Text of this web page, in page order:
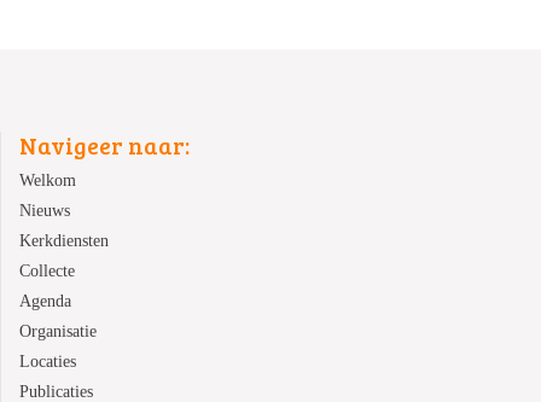
Navigeer naar:
Welkom
Nieuws
Kerkdiensten
Collecte
Agenda
Organisatie
Locaties
Publicaties